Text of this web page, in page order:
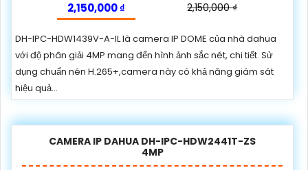
2,150,000 ₫ 2,150,000 ₫
DH-IPC-HDW1439V-A-IL là camera IP DOME của nhà dahua
với độ phân giải 4MP mang đến hình ảnh sắc nét, chi tiết. Sử
dụng chuẩn nén H.265+,camera này có khả năng giám sát
hiệu quả...
CAMERA IP DAHUA DH-IPC-HDW2441T-ZS
4MP